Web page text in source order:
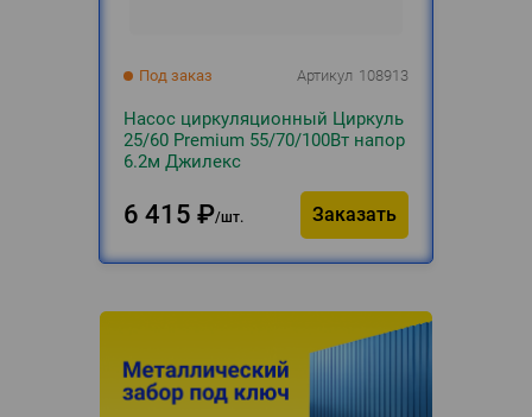
Под заказ Артикул 108913
Насос циркуляционный Циркуль
25/60 Premium 55/70/100Вт напор
6.2м Джилекс
6 415 ₽ шт. Заказать